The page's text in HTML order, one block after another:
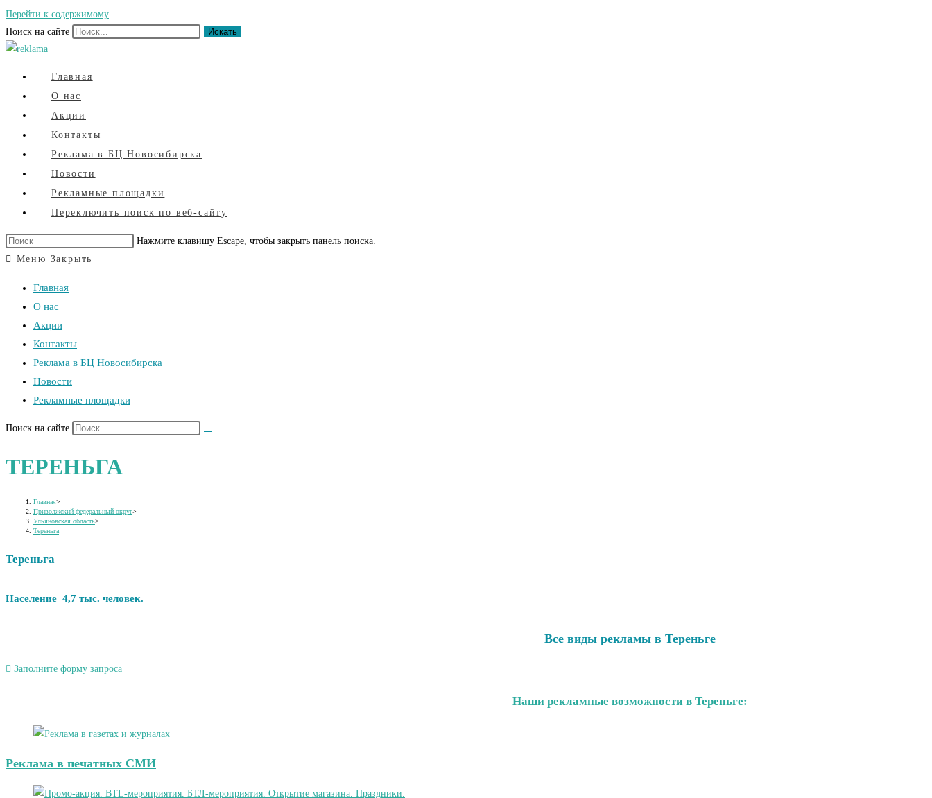
Перейти к содержимому
Поиск на сайте
Искать
Главная
О нас
Акции
Контакты
Реклама в БЦ Новосибирска
Новости
Рекламные площадки
Переключить поиск по веб-сайту
Нажмите клавишу Escape, чтобы закрыть панель поиска.
Меню Закрыть
Главная
О нас
Акции
Контакты
Реклама в БЦ Новосибирска
Новости
Рекламные площадки
Поиск на сайте
ТЕРЕНЬГА
Главная>
Приволжский федеральный округ>
Ульяновская область>
Тереньга
Тереньга
Население 4,7 тыс. человек.
Все виды рекламы в Тереньге
Заполните форму запроса
Наши рекламные возможности в Тереньге:
Реклама в печатных СМИ